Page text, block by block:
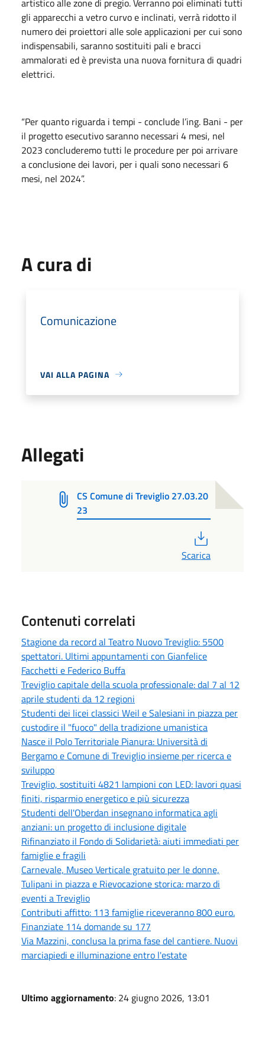
gli apparecchi a vetro curvo e inclinati, verrà ridotto il
numero dei proiettori alle sole applicazioni per cui sono
indispensabili, saranno sostituiti pali e bracci
ammalorati ed è prevista una nuova fornitura di quadri
elettrici.
“Per quanto riguarda i tempi - conclude l’ing. Bani - per
il progetto esecutivo saranno necessari 4 mesi, nel
2023 concluderemo tutti le procedure per poi arrivare
a conclusione dei lavori, per i quali sono necessari 6
mesi, nel 2024”.
A cura di
Comunicazione
VAI ALLA PAGINA
Allegati
CS Comune di Treviglio 27.03.20
23
Scarica
Contenuti correlati
Stagione da record al Teatro Nuovo Treviglio: 5500
spettatori. Ultimi appuntamenti con Gianfelice
Facchetti e Federico Buffa
Treviglio capitale della scuola professionale: dal 7 al 12
aprile studenti da 12 regioni
Studenti dei licei classici Weil e Salesiani in piazza per
custodire il "fuoco" della tradizione umanistica
Nasce il Polo Territoriale Pianura: Università di
Bergamo e Comune di Treviglio insieme per ricerca e
sviluppo
Treviglio, sostituiti 4821 lampioni con LED: lavori quasi
finiti, risparmio energetico e più sicurezza
Studenti dell'Oberdan insegnano informatica agli
anziani: un progetto di inclusione digitale
Rifinanziato il Fondo di Solidarietà: aiuti immediati per
famiglie e fragili
Carnevale, Museo Verticale gratuito per le donne,
Tulipani in piazza e Rievocazione storica: marzo di
eventi a Treviglio
Contributi affitto: 113 famiglie riceveranno 800 euro.
Finanziate 114 domande su 177
Via Mazzini, conclusa la prima fase del cantiere. Nuovi
marciapiedi e illuminazione entro l'estate
Ultimo aggiornamento: 24 giugno 2026, 13:01